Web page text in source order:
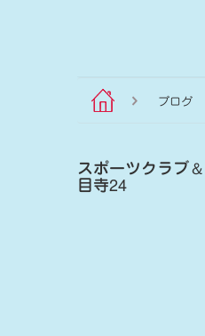
ブログ
スポーツクラブ＆
目寺24